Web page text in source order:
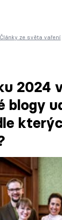
Články ze světa vaření
2024
blogy